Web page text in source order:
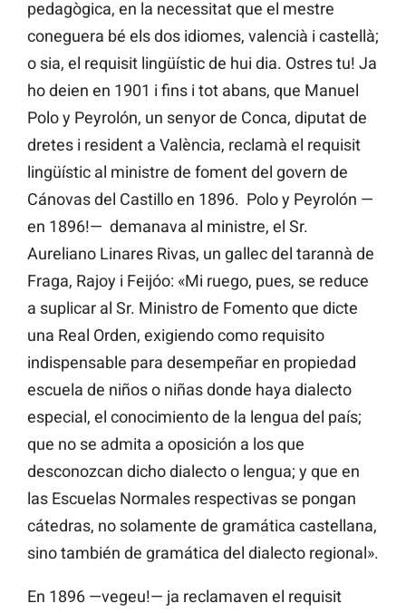
pedagògica, en la necessitat que el mestre
coneguera bé els dos idiomes, valencià i castellà;
o sia, el requisit lingüístic de hui dia. Ostres tu! Ja
ho deien en 1901 i fins i tot abans, que Manuel
Polo y Peyrolón, un senyor de Conca, diputat de
dretes i resident a València, reclamà el requisit
lingüístic al ministre de foment del govern de
Cánovas del Castillo en 1896. Polo y Peyrolón —
en 1896!— demanava al ministre, el Sr.
Aureliano Linares Rivas, un gallec del tarannà de
Fraga, Rajoy i Feijóo: «Mi ruego, pues, se reduce
a suplicar al Sr. Ministro de Fomento que dicte
una Real Orden, exigiendo como requisito
indispensable para desempeñar en propiedad
escuela de niños o niñas donde haya dialecto
especial, el conocimiento de la lengua del país;
que no se admita a oposición a los que
desconozcan dicho dialecto o lengua; y que en
las Escuelas Normales respectivas se pongan
cátedras, no solamente de gramática castellana,
sino también de gramática del dialecto regional».
En 1896 —vegeu!— ja reclamaven el requisit